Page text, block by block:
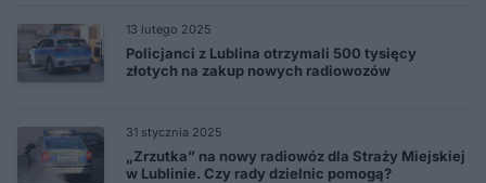
13 lutego 2025
Policjanci z Lublina otrzymali 500 tysięcy
złotych na zakup nowych radiowozów
31 stycznia 2025
„Zrzutka” na nowy radiowóz dla Straży Miejskiej
w Lublinie. Czy rady dzielnic pomogą?